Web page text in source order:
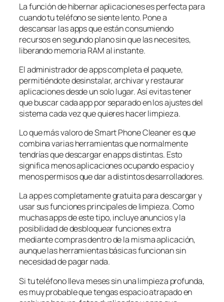
La función de hibernar aplicaciones es perfecta para
cuando tu teléfono se siente lento. Pone a
descansar las apps que están consumiendo
recursos en segundo plano sin que las necesites,
liberando memoria RAM al instante.
El administrador de apps completa el paquete,
permitiéndote desinstalar, archivar y restaurar
aplicaciones desde un solo lugar. Así evitas tener
que buscar cada app por separado en los ajustes del
sistema cada vez que quieres hacer limpieza.
Lo que más valoro de Smart Phone Cleaner es que
combina varias herramientas que normalmente
tendrías que descargar en apps distintas. Esto
significa menos aplicaciones ocupando espacio y
menos permisos que dar a distintos desarrolladores.
La app es completamente gratuita para descargar y
usar sus funciones principales de limpieza. Como
muchas apps de este tipo, incluye anuncios y la
posibilidad de desbloquear funciones extra
mediante compras dentro de la misma aplicación,
aunque las herramientas básicas funcionan sin
necesidad de pagar nada.
Si tu teléfono lleva meses sin una limpieza profunda,
es muy probable que tengas espacio atrapado en